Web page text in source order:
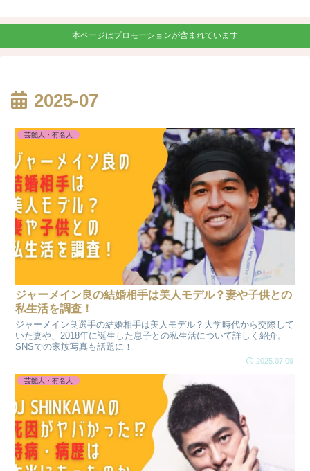
本ページはプロモーションが含まれています
2025-07
芸能人・有名人
ジャーメイン良の結婚相手は美人モデル？妻や子供との
私生活を調査！
ジャーメイン良選手の結婚相手は美人モデル？大学時代から交際して
いた妻や、2018年に誕生した息子との私生活について詳しく紹介。
SNSでの家族写真も話題に！
2025.07.09
芸能人・有名人